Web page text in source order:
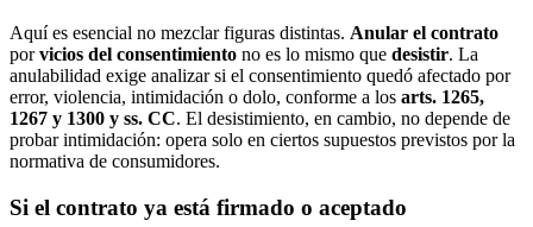
Aquí es esencial no mezclar figuras distintas. Anular el contrato
porvicios del consentimiento no es lo mismo que desistir. La
anulabilidad exige analizar si el consentimiento quedó afectado por
error, violencia, intimidación o dolo, conforme a los arts. 1265,
1267 y 1300 y ss. CC. El desistimiento, en cambio, no depende de
probar intimidación: opera solo en ciertos supuestos previstos por la
normativa de consumidores.
Si el contrato ya está firmado o aceptado